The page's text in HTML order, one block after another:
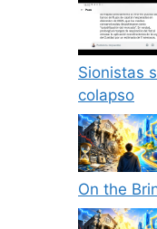
Sionistas
colapso
On the